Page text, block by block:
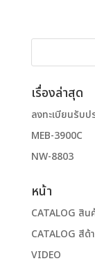
เรื่องล่าสุด
ลงทะเบียนรับ
MEB-3900C
NW-8803
หน้า
CATALOG สิน
CATALOG สีด้
VIDEO